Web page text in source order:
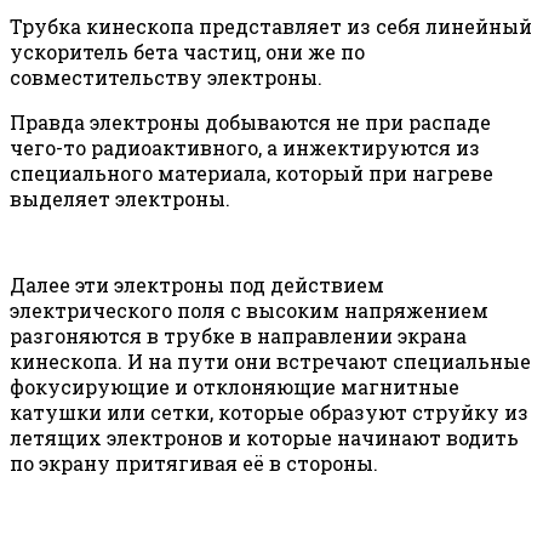
Трубка кинескопа представляет из себя линейный
ускоритель бета частиц, они же по
совместительству электроны.
Правда электроны добываются не при распаде
чего-то радиоактивного, а инжектируются из
специального материала, который при нагреве
выделяет электроны.
Далее эти электроны под действием
электрического поля с высоким напряжением
разгоняются в трубке в направлении экрана
кинескопа. И на пути они встречают специальные
фокусирующие и отклоняющие магнитные
катушки или сетки, которые образуют струйку из
летящих электронов и которые начинают водить
по экрану притягивая её в стороны.